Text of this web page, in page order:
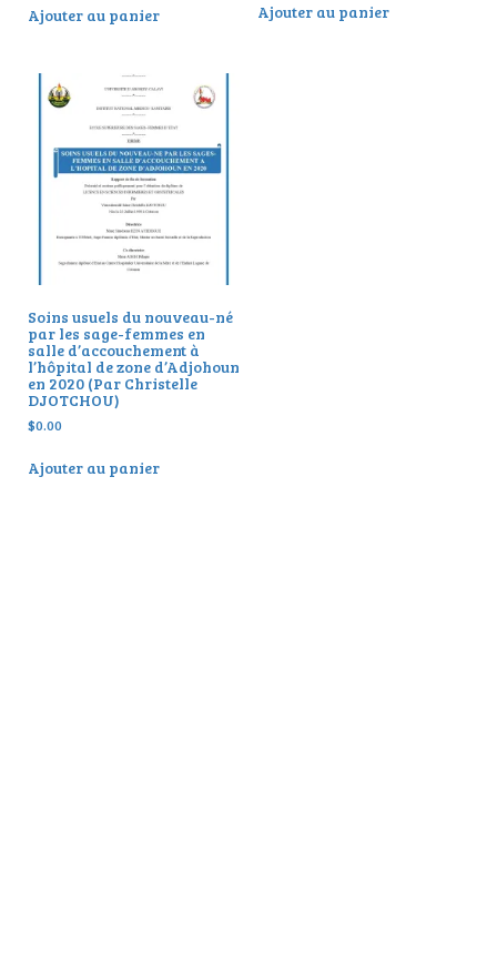
Ajouter au panier Ajouter au panier
Soins usuels du nouveau-né
par les sage-femmes en
salle d’accouchement à
l’hôpital de zone d’Adjohoun
en 2020 (Par Christelle
DJOTCHOU)
$0.00
Ajouter au panier